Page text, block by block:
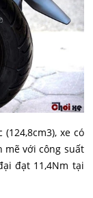
(124,8cm3), xe có
mẽ với công suất
đạt 11,4Nm tại